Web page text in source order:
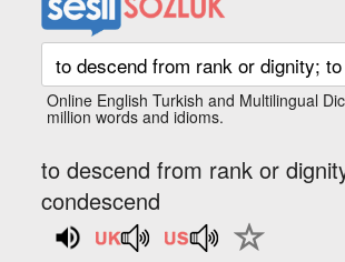
Online English Turkish and Multilingual
million words and idioms.
to descend from rank or
condescend